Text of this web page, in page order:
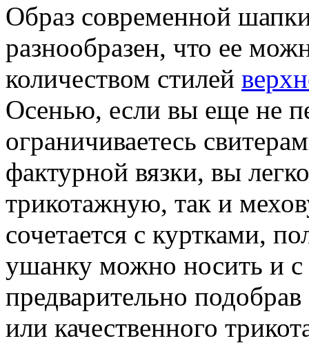
Образ современной
разнообразен, что ее
количеством стилей
Осенью, если вы еще не
ограничиваетесь
фактурной вязки, вы
трикотажную, так и
сочетается с куртками,
ушанку можно носить и
предварительно
или качественного